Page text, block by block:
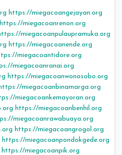
https://miegacoangejayan.org
https://miegacoanrenon.org
miegacoanpulaupramuka.org
https://miegacoanende.org
miegacoantidore.org
miegacoanranai.org
https://miegacoanwonosobo.org
https://miegacoanbinamarga.org
miegacoankemayoran.org
https://miegacoanbenhil.org
miegacoanrawabuaya.org
https://miegacoangrogol.org
https://miegacoanpondokgede.org
https://miegacoanpik.org